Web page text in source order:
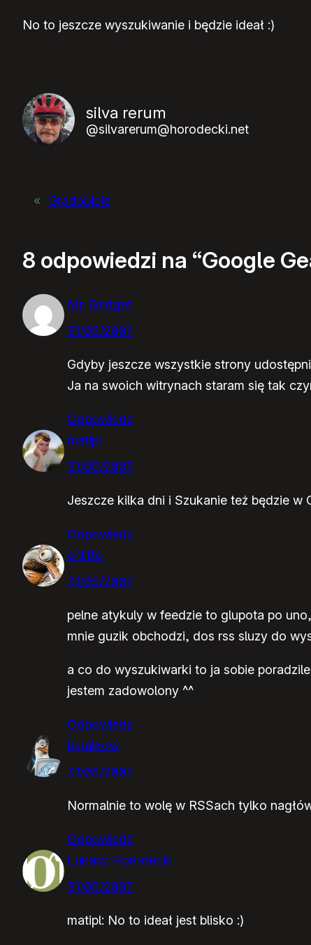
No to jeszcze wyszukiwanie i będzie ideał :)
silva rerum
@silvarerum@horodecki.net
« Gradobicie
8 odpowiedzi na “Google
Mr. Gadget
31/05/2007
Gdyby jeszcze wszystkie strony
Ja na swoich witrynach staram się tak
Odpowiedz
matipl
31/05/2007
Jeszcze kilka dni i Szukanie też będzie w
Odpowiedz
chlitto
31/05/2007
pelne atykuly w feedzie to glupota po
mnie guzik obchodzi, dos rss sluzy do
a co do wyszukiwarki to ja sobie
jestem zadowolony ^^
Odpowiedz
bmalkow
31/05/2007
Normalnie to wolę w RSSach tylko
Odpowiedz
Łukasz Horodecki
31/05/2007
matipl: No to ideał jest blisko :)